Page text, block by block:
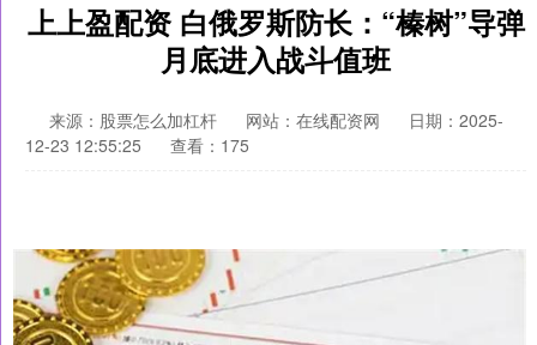
上上盈配资 白俄罗斯防长：“榛树”导弹
月底进入战斗值班
来源：股票怎么加杠杆 网站：在线配资网
日期：2025-
12-23 12:55:25
查看：175